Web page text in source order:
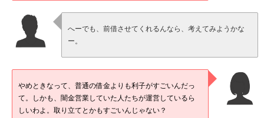
へーでも、前借させてくれるんなら、考えてみようかな
ー。
やめときなって、普通の借金よりも利子がすごいんだっ
て。しかも、闇金営業していた人たちが運営しているら
しいわよ。取り立てとかもすごいんじゃない？